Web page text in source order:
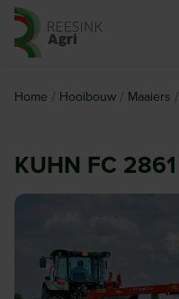
Home / Hooibouw / Maaiers /
KUHN FC 2861